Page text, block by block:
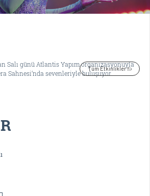
Tüm Etkinlikler
Salı günü Atlantis Yapım organizasyonuyla
Sahnesi’nda sevenleriyle buluşuyor.